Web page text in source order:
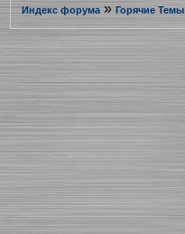
Индекс форума» Горячие Темы